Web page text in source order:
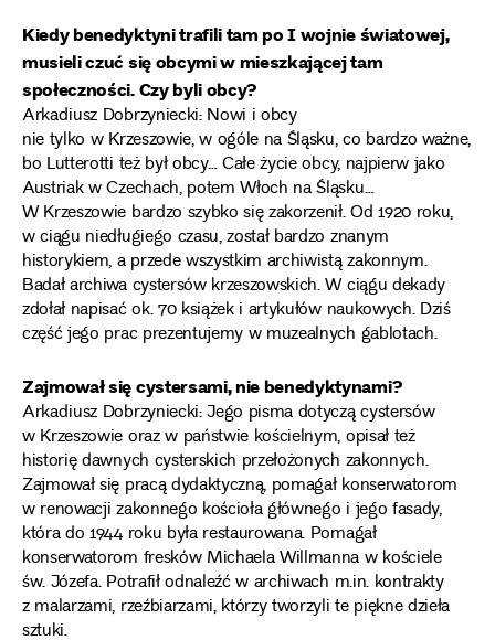
Kiedy benedyktyni trafili tam po I wojnie światowej,
musieli czuć się obcymi w mieszkającej tam
społeczności. Czy byli obcy?
Arkadiusz Dobrzyniecki: Nowi i obcy
nie tylko w Krzeszowie, w ogóle na Śląsku, co bardzo ważne,
bo Lutterotti też był obcy… Całe życie obcy, najpierw jako
Austriak w Czechach, potem Włoch na Śląsku…
W Krzeszowie bardzo szybko się zakorzenił. Od 1920 roku,
w ciągu niedługiego czasu, został bardzo znanym
historykiem, a przede wszystkim archiwistą zakonnym.
Badał archiwa cystersów krzeszowskich. W ciągu dekady
zdołał napisać ok. 70 książek i artykułów naukowych. Dziś
część jego prac prezentujemy w muzealnych gablotach.
Zajmował się cystersami, nie benedyktynami?
Arkadiusz Dobrzyniecki: Jego pisma dotyczą cystersów
w Krzeszowie oraz w państwie kościelnym, opisał też
historię dawnych cysterskich przełożonych zakonnych.
Zajmował się pracą dydaktyczną, pomagał konserwatorom
w renowacji zakonnego kościoła głównego i jego fasady,
która do 1944 roku była restaurowana. Pomagał
konserwatorom fresków Michaela Willmanna w kościele
św. Józefa. Potrafił odnaleźć w archiwach m.in. kontrakty
z malarzami, rzeźbiarzami, którzy tworzyli te piękne dzieła
sztuki.